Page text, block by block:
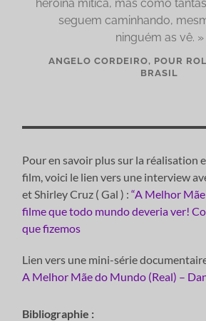
heroína mítica, mas como
seguem caminhando,
ninguém as vê. »
ANGELO CORDEIRO, POUR
BRASIL
Pour en savoir plus sur la réalisation
film, voici le lien vers une interview
et Shirley Cruz ( Gal ) :“A Melhor
filme que todo mundo deveria ver!
que fizemos
Lien vers une mini-série
A Melhor Mãe do Mundo (Real) –
Bibliographie :